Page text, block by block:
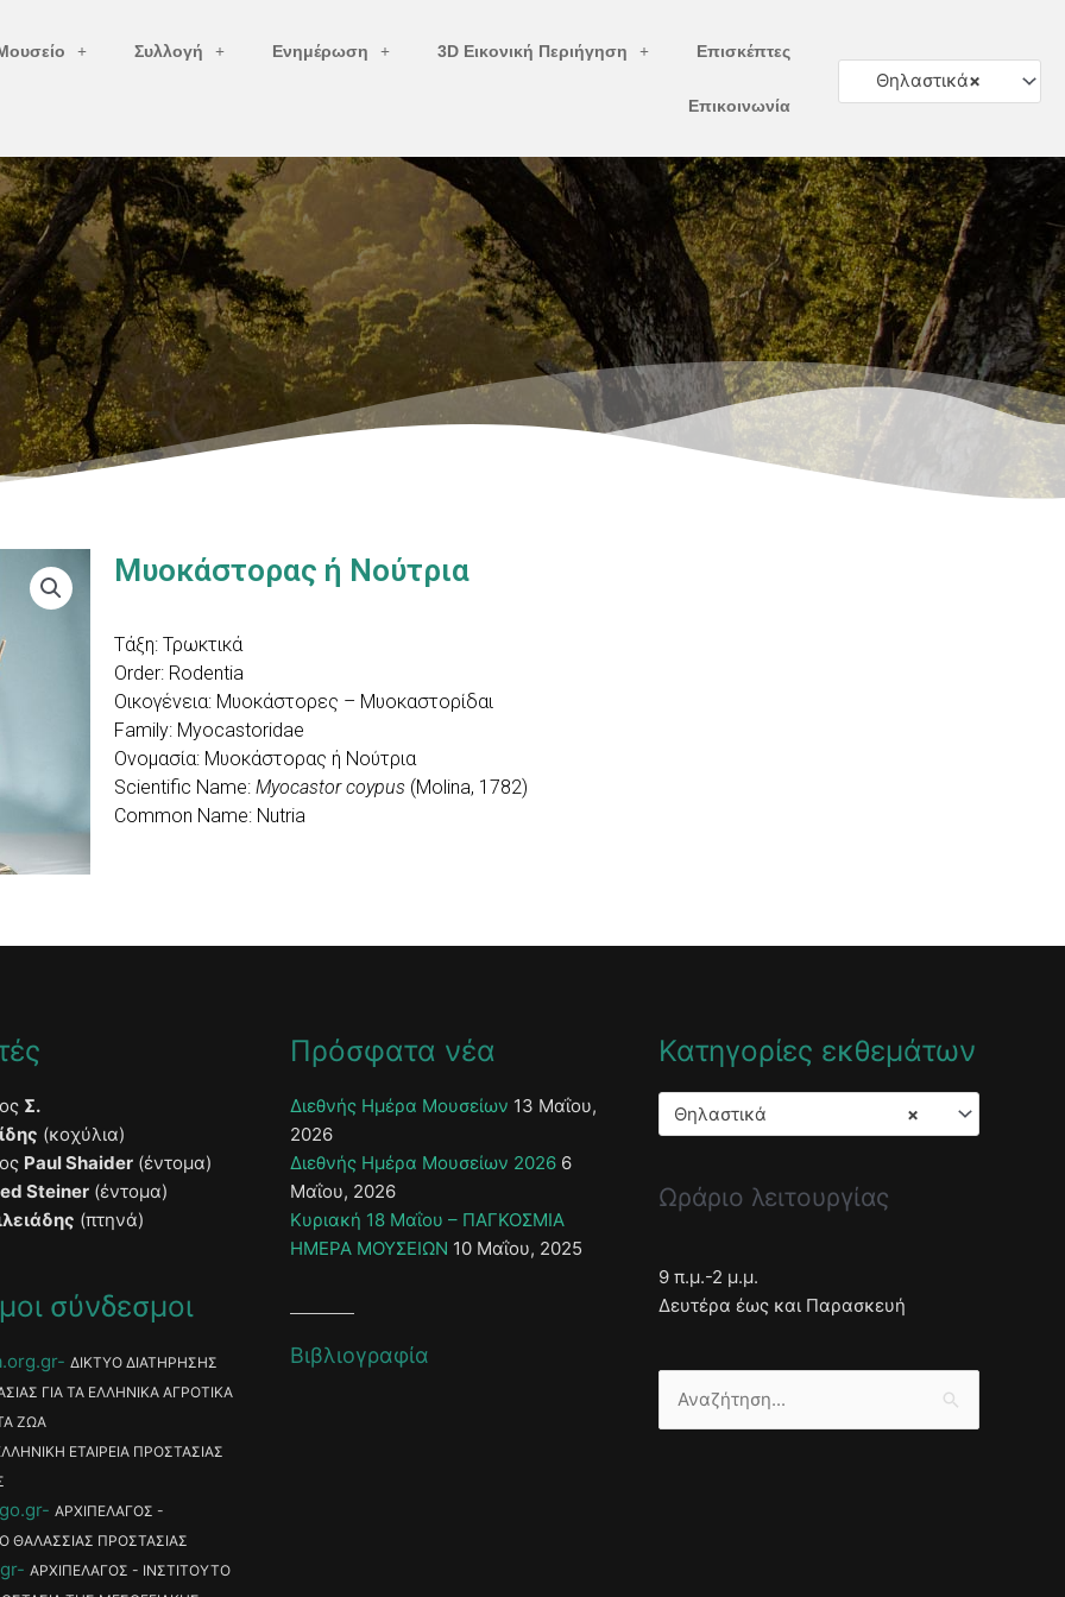
Συλλογή Ενημέρωση 3D Εικονική Περιήγηση Επισκέπτες
Επικοινωνία
×
Θηλαστικά
Μυοκάστορας ή Νούτρια
Τάξη: Τρωκτικά
Order: Rodentia
Οικογένεια: Μυοκάστορες – Μυοκαστορίδαι
Family: Myocastoridae
Ονομασία: Μυοκάστορας ή Νούτρια
Scientific Name: Myocastor coypus (Molina, 1782)
Common Name: Nutria
Σ.
(κοχύλια)
Paul Shaider (έντομα)
Steiner (έντομα)
(πτηνά)
σύνδεσμοι
ΔΙΚΤΥΟ ΔΙΑΤΗΡΗΣΗΣ
ΓΙΑ ΤΑ ΕΛΛΗΝΙΚΑ ΑΓΡΟΤΙΚΑ
ΖΩΑ
ΕΤΑΙΡΕΙΑ ΠΡΟΣΤΑΣΙΑΣ
ΑΡΧΙΠΕΛΑΓΟΣ -
ΘΑΛΑΣΣΙΑΣ ΠΡΟΣΤΑΣΙΑΣ
ΑΡΧΙΠΕΛΑΓΟΣ - ΙΝΣΤΙΤΟΥΤΟ
Πρόσφατα νέα
Διεθνής Ημέρα Μουσείων 13 Μαΐου,
2026
Διεθνής Ημέρα Μουσείων 2026 6
Μαΐου, 2026
Κυριακή 18 Μαΐου – ΠΑΓΚΟΣΜΙΑ
ΗΜΕΡΑ ΜΟΥΣΕΙΩΝ 10 Μαΐου, 2025
Βιβλιογραφία
Κατηγορίες εκθεμάτων
×
Θηλαστικά
Ωράριο λειτουργίας
9 π.μ.-2 μ.μ.
Δευτέρα έως και Παρασκευή
Αναζήτηση
για: